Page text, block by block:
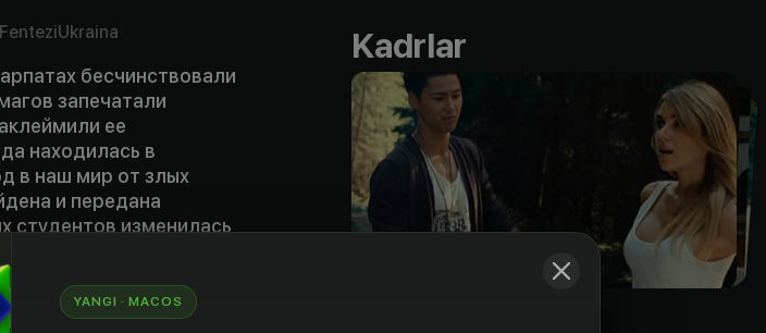
FenteziUkraina
бесчинствовали
запечатали
ее
находилась в
в наш мир от злых
и передана
студентов изменилась
Kadrlar
YANGI · MACOS